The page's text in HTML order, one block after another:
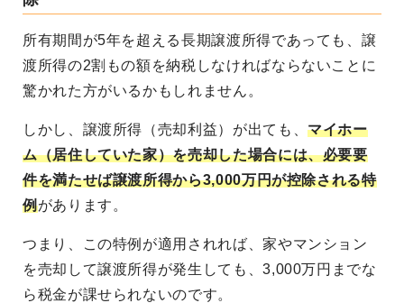
所有期間が5年を超える長期譲渡所得であっても、譲
渡所得の2割もの額を納税しなければならないことに
驚かれた方がいるかもしれません。
しかし、譲渡所得（売却利益）が出ても、マイホー
ム（居住していた家）を売却した場合には、必要要
件を満たせば譲渡所得から3,000万円が控除される特
例があります。
つまり、この特例が適用されれば、家やマンション
を売却して譲渡所得が発生しても、3,000万円までな
ら税金が課せられないのです。